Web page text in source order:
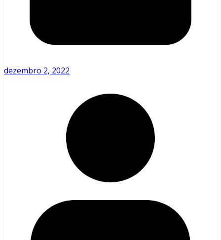
dezembro 2, 2022